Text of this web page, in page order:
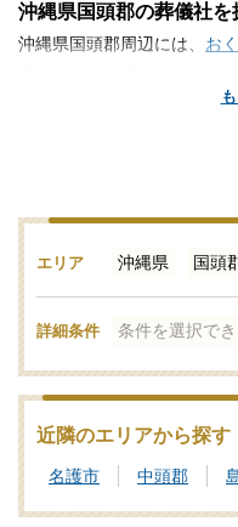
沖縄県国頭郡の葬儀社
沖縄県国頭郡周辺には、 お
報をお探しですか？火葬の
など、手厚く真心のこもっ
て選択することが大切です
儀社などをご覧ください。
を満たした国頭郡対応の葬
す。少しでもご不明点など
慮なく、24時間365日お電
社を比較検討の際に「信頼
んをご案内いたしますので
をチェックするなど、しっ
うな葬儀会社を探しましょう
エリア 沖縄県 国頭
詳細条件 条件を選択で
近隣のエリアから探す
名護市 中頭郡